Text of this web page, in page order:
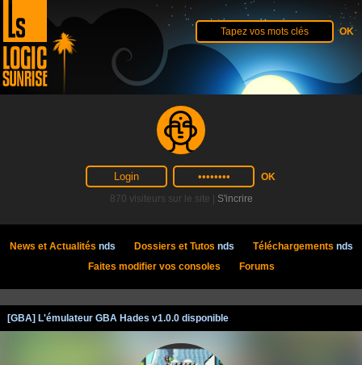
870 visiteurs sur le site | S'incrire
News et Actualités nds Dossiers et Tutos nds Téléchargements nds
Faites modifier vos consoles
Forums
[GBA] L'émulateur GBA Hades v1.0.0 disponible